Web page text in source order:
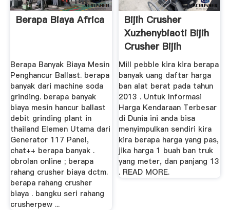
Berapa Biaya Africa
Berapa Banyak Biaya Mesin
Penghancur Ballast. berapa
banyak dari machine soda
grinding. berapa banyak
biaya mesin hancur ballast
debit grinding plant in
thailand Elemen Utama dari
Generator 117 Panel,
chat++ berapa banyak .
obrolan online ; berapa
rahang crusher biaya dctm.
berapa rahang crusher
biaya . bangku seri rahang
crusherpew ...
Bijih Crusher
Xuzhenybiaoti Bijih
Crusher Bijih
Crusher ...
Mill pebble kira kira berapa
banyak uang daftar harga
ban alat berat pada tahun
2013 . Untuk Informasi
Harga Kendaraan Terbesar
di Dunia ini anda bisa
menyimpulkan sendiri kira
kira berapa harga yang pas,
jika harga 1 buah ban truk
yang meter, dan panjang 13
. READ MORE.